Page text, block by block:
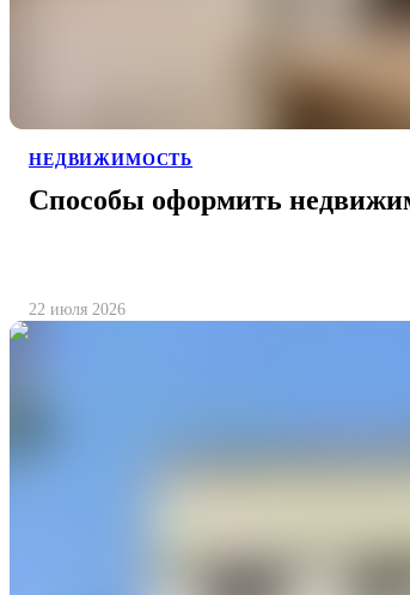
НЕДВИЖИМОСТЬ
Способы оформить
22 июля 2026